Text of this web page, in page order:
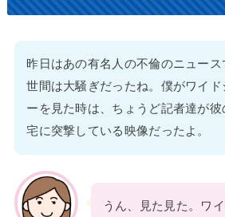
昨日はあの有名人の不倫のニュース
世間は大騒ぎだったね。僕がワイド
ーを見た時は、ちょうど記者達が彼
宅に突撃している映像だったよ。
うん、見た見た。ワ